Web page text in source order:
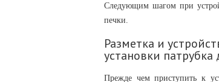
Следующим шагом при
печки.
Разметка и
установки
Прежде чем приступить к